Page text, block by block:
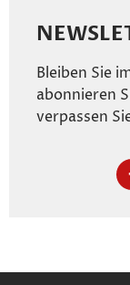
Bleiben Sie
abonnieren
verpassen